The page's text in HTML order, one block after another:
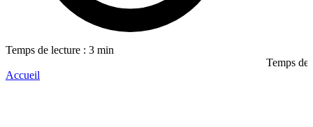
Temps de lecture : 3 min
Temps de
Accueil